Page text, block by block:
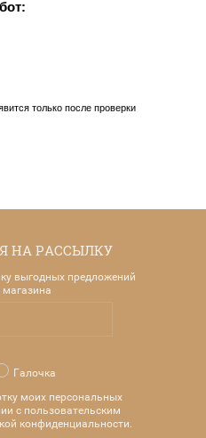
только после проверки
НА РАССЫЛКУ
выгодных предложений
магазина
Галочка
моих персональных
с пользовательским
конфиденциальности.